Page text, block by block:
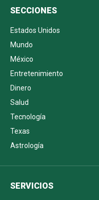
SECCIONES
Estados Unidos
Mundo
México
Entretenimiento
Dinero
Salud
Tecnología
Texas
Astrología
SERVICIOS